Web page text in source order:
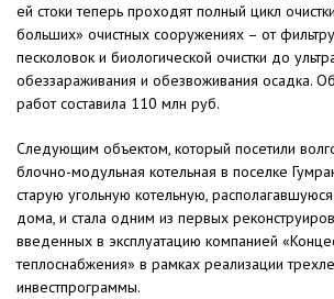
ей стоки теперь проходят полный цикл
больших» очистных сооружениях – от
песколовок и биологической очистки до
обеззараживания и обезвоживания осадка.
работ составила 110 млн руб.
Следующим объектом, который посетили
блочно-модульная котельная в поселке
старую угольную котельную,
дома, и стала одним из первых
введенных в эксплуатацию компанией
теплоснабжения» в рамках реализации
инвестпрограммы.